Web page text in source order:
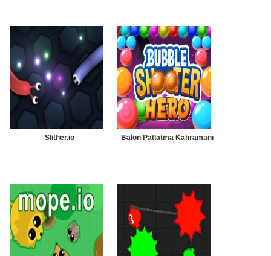
Slither.io Balon Patlatma Kahramanı